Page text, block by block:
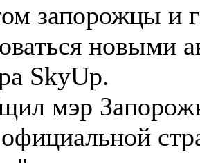
запорожцы и
новыми
SkyUp.
мэр